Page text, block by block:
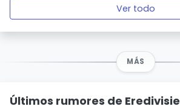
Ver todo
MÁS
Últimos rumores de Eredivisie